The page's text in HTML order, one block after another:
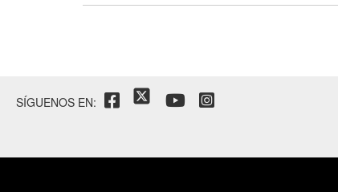
SÍGUENOS EN: